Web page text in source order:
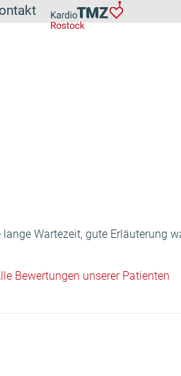
Wartezeit, gute Erläuterung
Bewertungen unserer Patienten